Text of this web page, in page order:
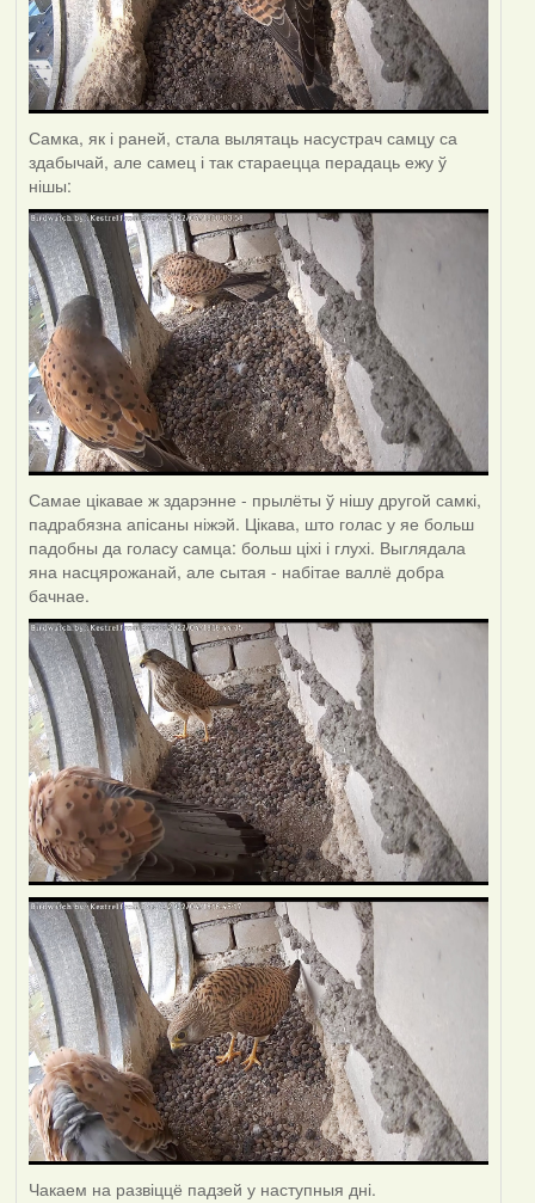
Самка, як і раней, стала вылятаць насустрач самцу са
здабычай, але самец і так стараецца перадаць ежу ў
нішы:
Самае цікавае ж здарэнне - прылёты ў нішу другой самкі,
падрабязна апісаны ніжэй. Цікава, што голас у яе больш
падобны да голасу самца: больш ціхі і глухі. Выглядала
яна насцярожанай, але сытая - набітае валлё добра
бачнае.
Чакаем на развіццё падзей у наступныя дні.